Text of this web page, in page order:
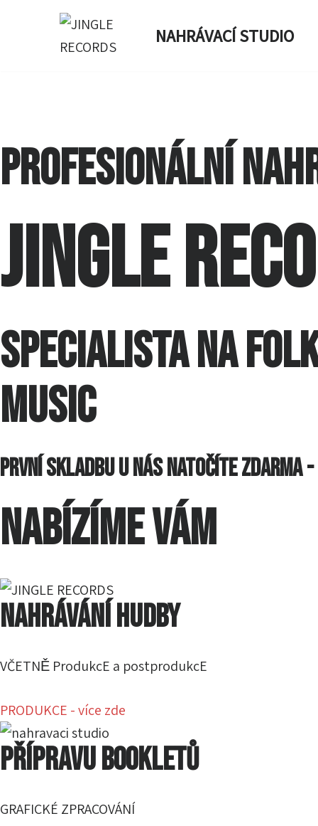
Přeskočit
NAHRÁVACÍ STUDIO
PROFESIONÁLNÍ
JINGLE
SPECIALISTA NA
MUSIC
první skladbu u nás natočíte zdarma
NABÍZÍME VÁM
NAHRÁVÁNÍ hudby
VČETNĚ ProdukcE a postprodukcE
PRODUKCE - více zde
PŘÍPRAVU BOOKLETŮ
GRAFICKÉ ZPRACOVÁNÍ